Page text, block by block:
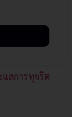
แสการทุจริต​